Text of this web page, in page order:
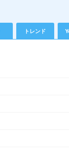
トレンド